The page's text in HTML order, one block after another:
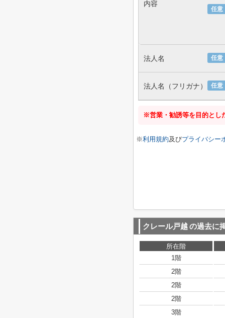
任意
内容
任意
法人名
任意
法人名（フリガナ）
※営業・勧誘等を目的とし
※利用規約及びプライバシー
クレール戸越の過去に
所在階
1階
2階
2階
2階
3階